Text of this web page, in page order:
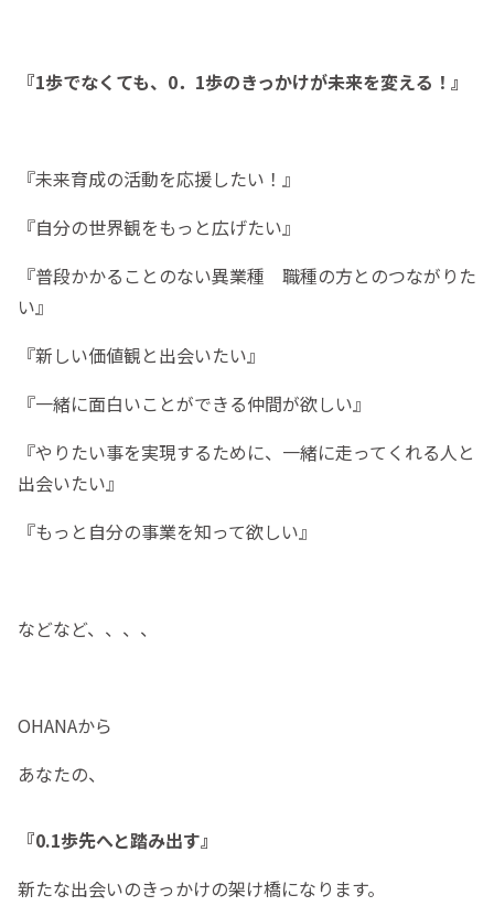
『1歩でなくても、0．1歩のきっかけが未来を変える！』
『未来育成の活動を応援したい！』
『自分の世界観をもっと広げたい』
『普段かかることのない異業種 職種の方とのつながりた
い』
『新しい価値観と出会いたい』
『一緒に面白いことができる仲間が欲しい』
『やりたい事を実現するために、一緒に走ってくれる人と
出会いたい』
『もっと自分の事業を知って欲しい』
などなど、、、、
OHANAから
あなたの、
『0.1歩先へと踏み出す』
新たな出会いのきっかけの架け橋になります。